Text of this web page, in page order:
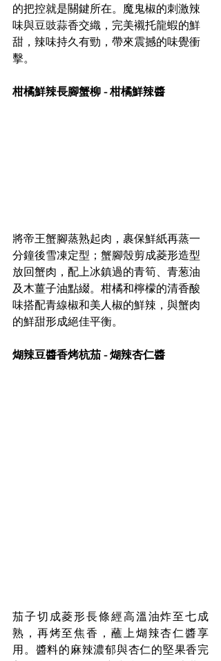
的把控就是關鍵所在。魔鬼椒的刺激辣
味與豆豉蒜香交織，完美襯托龍蝦的鮮
甜，辣味持久有勁，帶來震撼的味覺衝
擊。
柑橘鮮辣長腳蟹柳 - 柑橘鮮辣醬
將帝王蟹腳蒸熟起肉，裹保鮮紙再蒸一
分鐘後雪凍定型；蟹腳殼剪成菱形造型
放回蟹肉，配上冰鎮過的青筍、青葱油
及木薑子油點綴。柑橘和檸檬的清香酸
味搭配青線椒和美人椒的鮮辣，與蟹肉
的鮮甜形成絕佳平衡。​
煳辣豆醬香烤杭茄 - 煳辣杏仁醬
茄子切成菱形長條經高溫油炸至七成
熟，再烤至焦香，蘸上煳辣杏仁醬享
用。醬料的麻辣濃郁與杏仁的堅果香完